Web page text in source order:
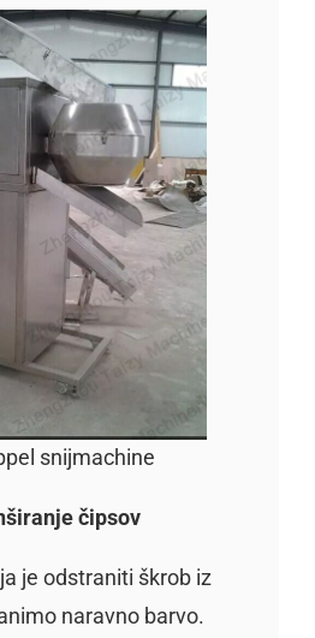
snijmachine
čipsov
je odstraniti škrob iz
naravno barvo.